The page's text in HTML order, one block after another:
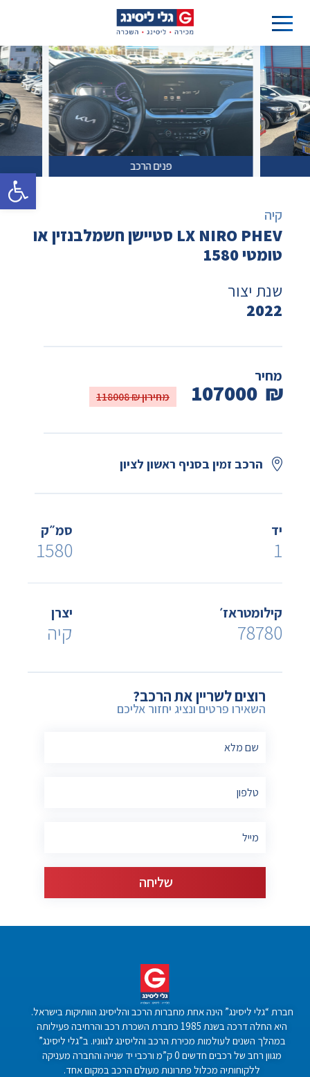
פתח
קיה
LX NIRO PHEV סטיישן חשמלבנזין או
טומטי 1580
שנת יצור
2022
מחיר
₪ מחירון ₪ 118008
הרכב זמין בסניף ראשון לציון
יד
1
סמ״ק
1580
קילומטראז׳
78780
יצרן
קיה
פנים הרכב
רוצים לשריין את הרכב?
השאירו פרטים ונציג יחזור אליכם
חברת “גלי ליסינג” הינה אחת מחברות הרכב והליסינג הוותיקות בישראל.
היא החלה דרכה בשנת 1985 כחברת השכרת רכב והרחיבה פעילותה
במהלך השנים לעולמות מכירת הרכב והליסינג לגווניו. ב”גלי ליסינג”
מגוון רחב של רכבים חדשים 0 ק”מ ורכבי יד שנייה והחברה מעניקה
ללקוחותיה מכלול פתרונות מעולם הרכב במקום אחד.